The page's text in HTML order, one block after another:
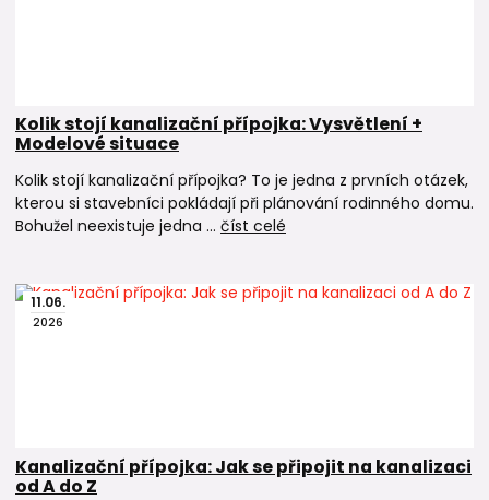
Kolik stojí kanalizační přípojka: Vysvětlení +
Modelové situace
Kolik stojí kanalizační přípojka? To je jedna z prvních otázek,
kterou si stavebníci pokládají při plánování rodinného domu.
Bohužel neexistuje jedna ... číst celé
11.06.
2026
Kanalizační přípojka: Jak se připojit na kanalizaci
od A do Z